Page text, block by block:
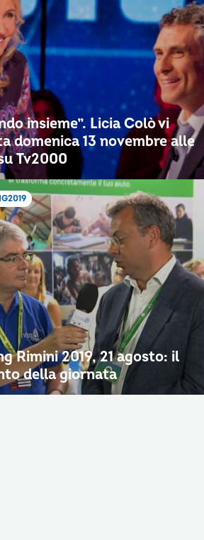
insieme”. Licia Colò vi
domenica 13 novembre alle
Tv2000
Rimini 2019, 21 agosto: il
della giornata